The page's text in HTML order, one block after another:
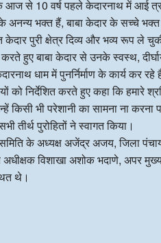
आज से 10 वर्ष पहले केदारनाथ में आई
के अनन्य भक्त हैं, बाबा केदार के सच्चे
पुरी क्षेत्र दिव्य और भव्य रूप ले
करते हुए बाबा केदार से उनके स्वस्थ,
धाम में पुनर्निर्माण के कार्य कर
को निर्देशित करते हुए कहा कि हमारे
किसी भी परेशानी का सामना ना करना
तीर्थ पुरोहितों ने स्वागत किया।
के अध्यक्ष अजेंद्र अजय, जिला
विशाखा अशोक भदाणे, अपर मुख्य
थे।